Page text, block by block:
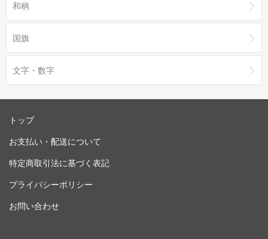
和柄
国旗
文字・数字
トップ
お支払い・配送について
特定商取引法に基づく表記
プライバシーポリシー
お問い合わせ